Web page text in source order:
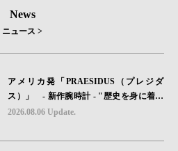
News
ニュース >
アメリカ発「PRAESIDUS（プレジダ
ス）」 - 新作腕時計 - "歴史を身に着け
る“ -戦場を駆け抜けたWillys MBのボンネ
砂を文字盤に閉じ込めた「A-11」コレク
2026.08.06 Update.